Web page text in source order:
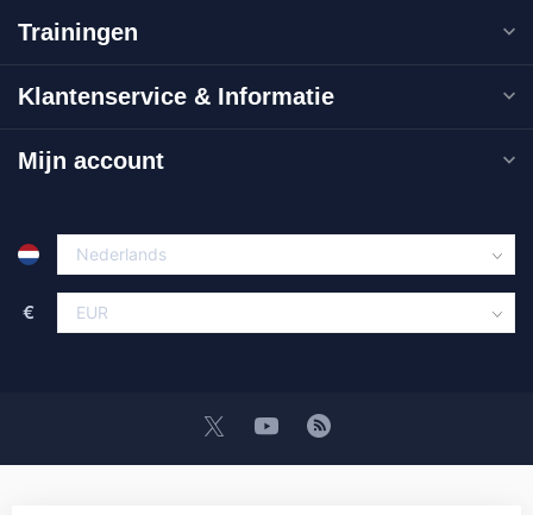
Trainingen
Klantenservice & Informatie
Mijn account
€